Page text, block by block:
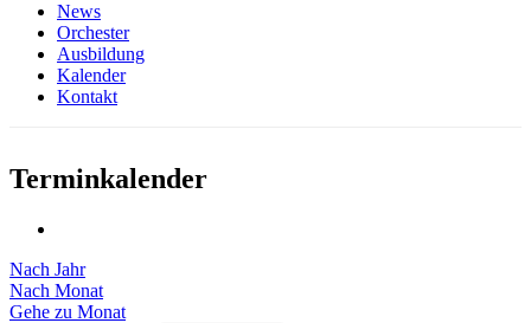
News
Orchester
Ausbildung
Kalender
Kontakt
Terminkalender
Nach Jahr
Nach Monat
Gehe zu Monat